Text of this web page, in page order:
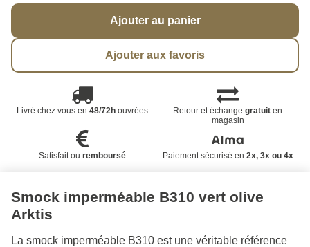
Ajouter au panier
Ajouter aux favoris
Livré chez vous en 48/72houvrées Retour et échangegratuit en
magasin
Satisfait ou remboursé Paiement sécurisé en 2x, 3x ou 4x
Smock imperméable B310 vert olive
Arktis
La smock imperméable B310 est une véritable référence